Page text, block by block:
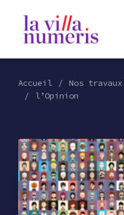
Accueil Nos travaux
l’Opinion